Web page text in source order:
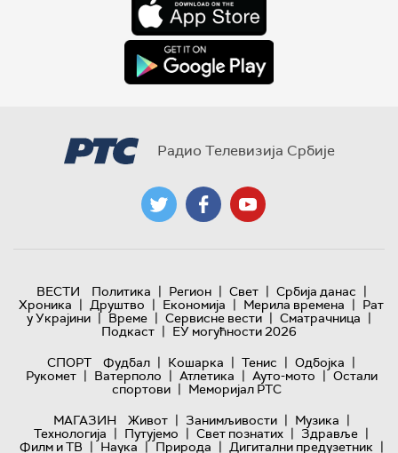
Радио Телевизија Србије
ВЕСТИ Политика | Регион | Свет | Србија данас |
Хроника | Друштво | Економија | Мерила времена | Рат
у Украјини | Време | Сервисне вести | Сматрачница |
Подкаст | ЕУ могућности 2026
СПОРТ
Фудбал | Кошарка | Тенис | Одбојка |
Рукомет | Ватерполо | Атлетика | Ауто-мото | Остали
спортови | Меморијал РТС
МАГАЗИН
Живот | Занимљивости | Музика |
Технологијa | Путујемо | Свет познатих | Здравље |
Филм и ТВ | Наука | Природа | Дигитални предузетник |